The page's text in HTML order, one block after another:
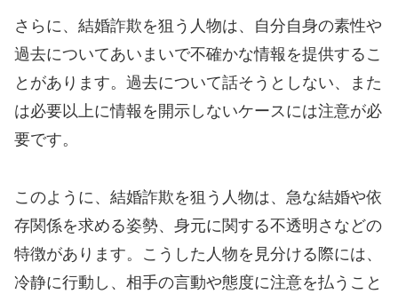
さらに、結婚詐欺を狙う人物は、自分自身の素性や
過去についてあいまいで不確かな情報を提供するこ
とがあります。過去について話そうとしない、また
は必要以上に情報を開示しないケースには注意が必
要です。
このように、結婚詐欺を狙う人物は、急な結婚や依
存関係を求める姿勢、身元に関する不透明さなどの
特徴があります。こうした人物を見分ける際には、
冷静に行動し、相手の言動や態度に注意を払うこと